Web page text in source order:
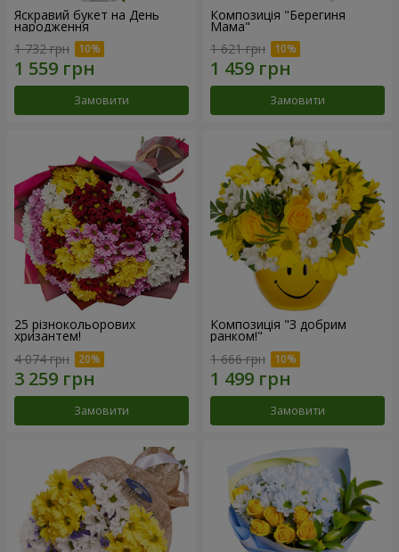
Яскравий букет на День
народження
1 732 грн
Замовити
Композиція "Берегиня
Мама"
1 621 грн
Замовити
25 різнокольорових
хризантем!
4 074 грн
Замовити
Композиція "З добрим
ранком!"
1 666 грн
Замовити